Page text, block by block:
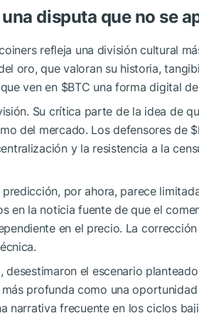
disputa que no se
refleja una división cultural
oro, que valoran su historia,
ven en $BTC una forma digital
Su crítica parte de la idea de
del mercado. Los defensores de
y la resistencia a la
por ahora, parece
en la noticia fuente de que el
en el precio. La
desestimaron el escenario
profunda como una
narrativa frecuente en los ciclos